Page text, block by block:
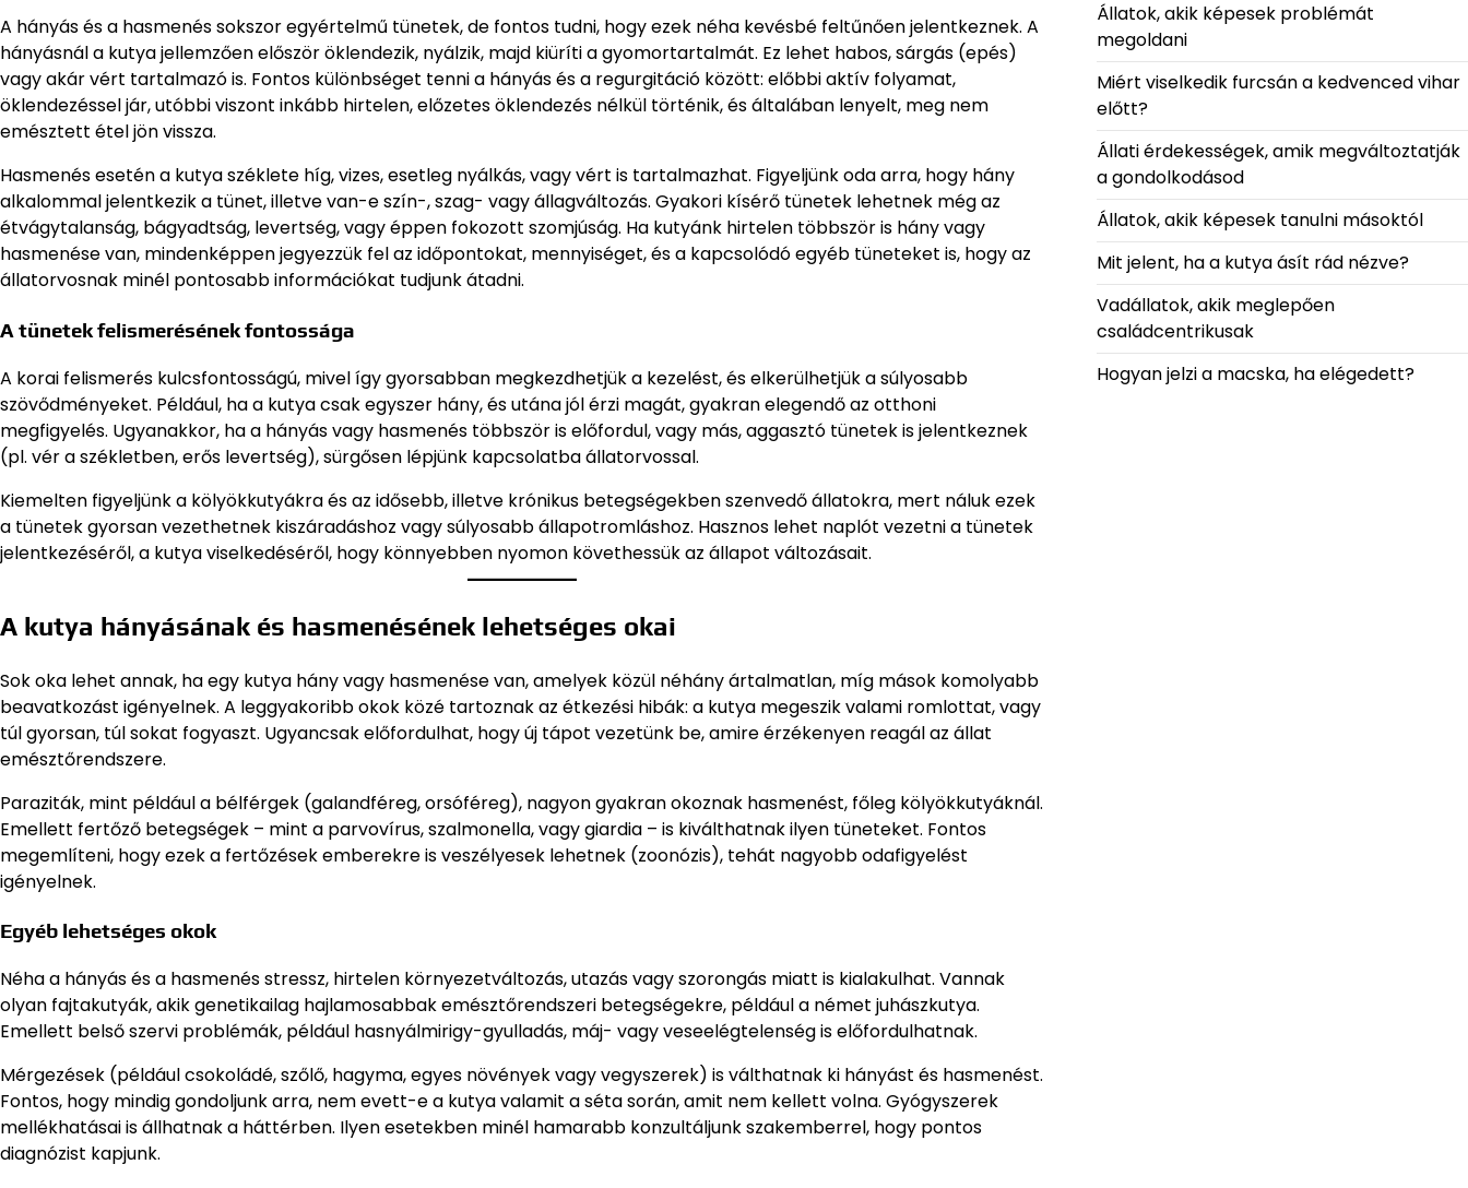
A hányás és a hasmenés sokszor egyértelmű tünetek, de fontos tudni, hogy ezek néha kevésbé feltűnően jelentkeznek. A
hányásnál a kutya jellemzően először öklendezik, nyálzik, majd kiüríti a gyomortartalmát. Ez lehet habos, sárgás (epés)
vagy akár vért tartalmazó is. Fontos különbséget tenni a hányás és a regurgitáció között: előbbi aktív folyamat,
öklendezéssel jár, utóbbi viszont inkább hirtelen, előzetes öklendezés nélkül történik, és általában lenyelt, meg nem
emésztett étel jön vissza.
Hasmenés esetén a kutya széklete híg, vizes, esetleg nyálkás, vagy vért is tartalmazhat. Figyeljünk oda arra, hogy hány
alkalommal jelentkezik a tünet, illetve van-e szín-, szag- vagy állagváltozás. Gyakori kísérő tünetek lehetnek még az
étvágytalanság, bágyadtság, levertség, vagy éppen fokozott szomjúság. Ha kutyánk hirtelen többször is hány vagy
hasmenése van, mindenképpen jegyezzük fel az időpontokat, mennyiséget, és a kapcsolódó egyéb tüneteket is, hogy az
állatorvosnak minél pontosabb információkat tudjunk átadni.
A tünetek felismerésének fontossága
A korai felismerés kulcsfontosságú, mivel így gyorsabban megkezdhetjük a kezelést, és elkerülhetjük a súlyosabb
szövődményeket. Például, ha a kutya csak egyszer hány, és utána jól érzi magát, gyakran elegendő az otthoni
megfigyelés. Ugyanakkor, ha a hányás vagy hasmenés többször is előfordul, vagy más, aggasztó tünetek is jelentkeznek
(pl. vér a székletben, erős levertség), sürgősen lépjünk kapcsolatba állatorvossal.
Kiemelten figyeljünk a kölyökkutyákra és az idősebb, illetve krónikus betegségekben szenvedő állatokra, mert náluk ezek
a tünetek gyorsan vezethetnek kiszáradáshoz vagy súlyosabb állapotromláshoz. Hasznos lehet naplót vezetni a tünetek
jelentkezéséről, a kutya viselkedéséről, hogy könnyebben nyomon követhessük az állapot változásait.
A kutya hányásának és hasmenésének lehetséges okai
Sok oka lehet annak, ha egy kutya hány vagy hasmenése van, amelyek közül néhány ártalmatlan, míg mások komolyabb
beavatkozást igényelnek. A leggyakoribb okok közé tartoznak az étkezési hibák: a kutya megeszik valami romlottat, vagy
túl gyorsan, túl sokat fogyaszt. Ugyancsak előfordulhat, hogy új tápot vezetünk be, amire érzékenyen reagál az állat
emésztőrendszere.
Paraziták, mint például a bélférgek (galandféreg, orsóféreg), nagyon gyakran okoznak hasmenést, főleg kölyökkutyáknál.
Emellett fertőző betegségek – mint a parvovírus, szalmonella, vagy giardia – is kiválthatnak ilyen tüneteket. Fontos
megemlíteni, hogy ezek a fertőzések emberekre is veszélyesek lehetnek (zoonózis), tehát nagyobb odafigyelést
igényelnek.
Egyéb lehetséges okok
Néha a hányás és a hasmenés stressz, hirtelen környezetváltozás, utazás vagy szorongás miatt is kialakulhat. Vannak
olyan fajtakutyák, akik genetikailag hajlamosabbak emésztőrendszeri betegségekre, például a német juhászkutya.
Emellett belső szervi problémák, például hasnyálmirigy-gyulladás, máj- vagy veseelégtelenség is előfordulhatnak.
Mérgezések (például csokoládé, szőlő, hagyma, egyes növények vagy vegyszerek) is válthatnak ki hányást és hasmenést.
Fontos, hogy mindig gondoljunk arra, nem evett-e a kutya valamit a séta során, amit nem kellett volna. Gyógyszerek
mellékhatásai is állhatnak a háttérben. Ilyen esetekben minél hamarabb konzultáljunk szakemberrel, hogy pontos
diagnózist kapjunk.
Állatok, akik képesek problémát
megoldani
Miért viselkedik furcsán a kedvenced vihar
előtt?
Állati érdekességek, amik megváltoztatják
a gondolkodásod
Állatok, akik képesek tanulni másoktól
Mit jelent, ha a kutya ásít rád nézve?
Vadállatok, akik meglepően
családcentrikusak
Hogyan jelzi a macska, ha elégedett?